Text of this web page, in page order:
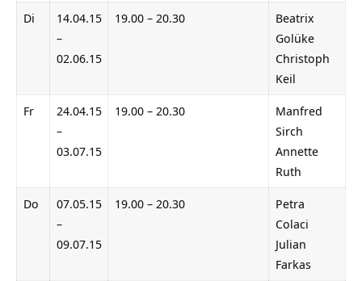
Di
14.04.15
–
02.06.15
19.00 – 20.30
Beatrix
Golüke
Christoph
Keil
Fr
24.04.15
–
03.07.15
19.00 – 20.30
Manfred
Sirch
Annette
Ruth
Do
07.05.15
–
09.07.15
19.00 – 20.30
Petra
Colaci
Julian
Farkas